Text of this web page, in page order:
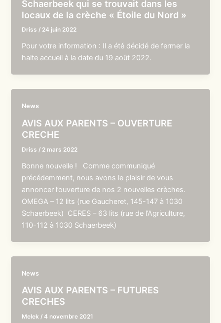
Schaerbeek qui se trouvait dans les
locaux de la crèche « Étoile du Nord »
Driss / 24 juin 2022
Pour votre information : Il a été décidé de fermer la
halte accueil à la date du 19 août 2022.
News
AVIS AUX PARENTS – OUVERTURE
CRECHE
Driss / 2 mars 2022
Bonne nouvelle ! Comme communiqué
précédemment, nous avons le plaisir de vous
annoncer l’ouverture de nos 2 nouvelles crèches.
OMEGA – 12 lits (rue Gaucheret, 145-147 à 1030
Schaerbeek) CERES – 63 lits (rue de l’Agriculture,
110-112 à 1030 Schaerbeek)
News
AVIS AUX PARENTS – FUTURES
CRECHES
Melek /4 novembre 2021